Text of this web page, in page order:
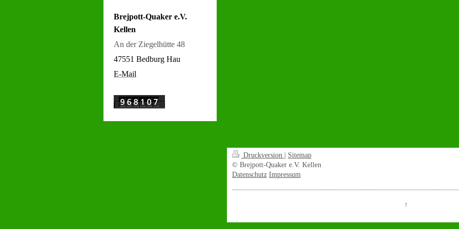
Brejpott-Quaker e.V.
Kellen
An der Ziegelhütte 48
47551 Bedburg Hau
E-Mail
Druckversion
Sitemap
© Brejpott-Quaker e.V. Kellen
Datenschutz Impressum
↑